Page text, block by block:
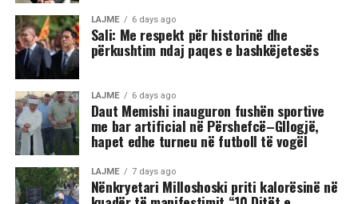
LAJME 6 days ago
Sali: Me respekt për historinë dhe
përkushtim ndaj paqes e bashkëjetesës
LAJME 6 days ago
Daut Memishi inauguron fushën sportive
me bar artificial në Përshefcë–Gllogjë,
hapet edhe turneu në futboll të vogël
LAJME 7 days ago
Nënkryetari Milloshoski priti kalorësinë në